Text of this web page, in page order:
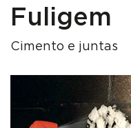
Fuligem
Cimento e juntas